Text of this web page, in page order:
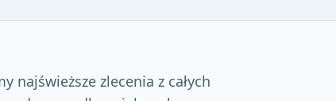
najświeższe zlecenia z całych